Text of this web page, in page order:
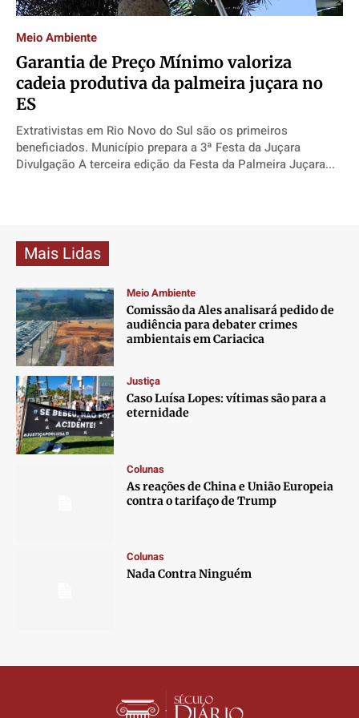
Direitos
Economia
Cultura
Colunas
Gustavo Bastos
Jr Mignone (in memorian)
Anuncie
Quem Somos
Expediente
Contato
Anuncie
Termos de Uso
Direitos
Economia
Cultura
Colunas
Gustavo Bastos
Jr Mignone (in memorian)
Anuncie
Quem Somos
Expediente
Contato
Anuncie
Termos de Uso
Direitos
Economia
Cultura
Colunas
Gustavo Bastos
Jr Mignone (in memorian)
Anuncie
Quem Somos
Expediente
Contato
Anuncie
Termos de Uso
Direitos
Economia
Cultura
Colunas
Gustavo Bastos
Jr Mignone (in memorian)
Anuncie
Quem Somos
Expediente
Contato
Anuncie
Termos de Uso
Meio Ambiente
Garantia de Preço Mínimo valoriza
cadeia produtiva da palmeira juçara no
ES
Extrativistas em Rio Novo do Sul são os primeiros
beneficiados. Município prepara a 3ª Festa da Juçara
Divulgação A terceira edição da Festa da Palmeira Juçara...
Mais Lidas
Meio Ambiente
Comissão da Ales analisará pedido de
audiência para debater crimes
ambientais em Cariacica
Justiça
Caso Luísa Lopes: vítimas são para a
eternidade
Colunas
As reações de China e União Europeia
contra o tarifaço de Trump
Colunas
Nada Contra Ninguém